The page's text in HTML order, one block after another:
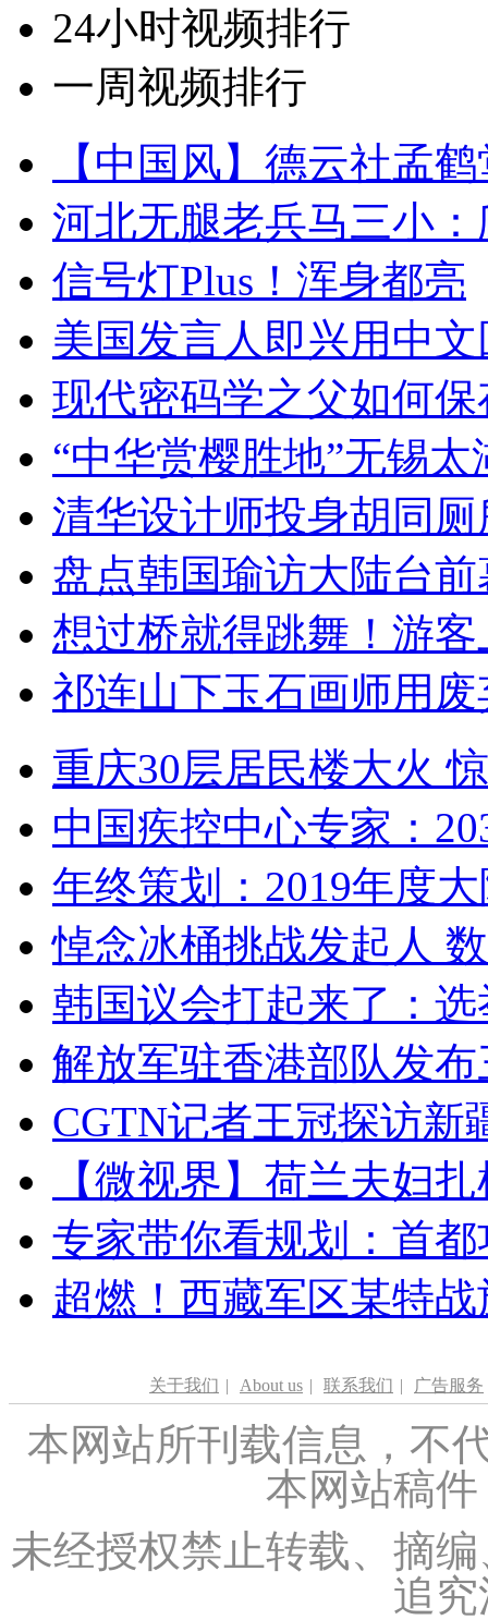
24小时视频排行
一周视频排行
【中国风】德云社孟
河北无腿老兵马三小
信号灯Plus！浑身都亮
美国发言人即兴用中
现代密码学之父如何
“中华赏樱胜地”无锡
清华设计师投身胡同
盘点韩国瑜访大陆台
想过桥就得跳舞！游客
祁连山下玉石画师用
重庆30层居民楼大火
中国疾控中心专家：
年终策划：2019年度
悼念冰桶挑战发起人
韩国议会打起来了：
解放军驻香港部队发
CGTN记者王冠探访新
【微视界】荷兰夫妇
专家带你看规划：首
超燃！西藏军区某特
关于我们 | About us | 联系我们 | 广告服务
本网站所刊载信息，不
本网站稿
未经授权禁止转载、摘
追